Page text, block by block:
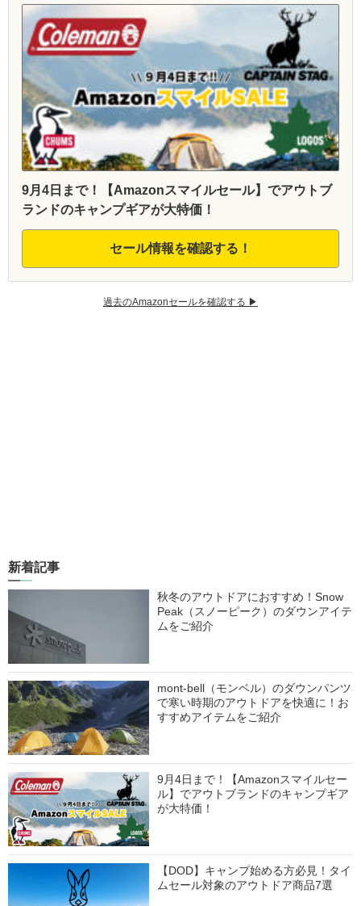
9月4日まで！【Amazonスマイルセール】でアウトブ
ランドのキャンプギアが大特価！
セール情報を確認する！
過去のAmazonセールを確認する ▶︎
新着記事
秋冬のアウトドアにおすすめ！Snow
Peak（スノーピーク）のダウンアイテ
ムをご紹介
mont-bell（モンベル）のダウンパンツ
で寒い時期のアウトドアを快適に！お
すすめアイテムをご紹介
9月4日まで！【Amazonスマイルセー
ル】でアウトブランドのキャンプギア
が大特価！
【DOD】キャンプ始める方必見！タイ
ムセール対象のアウトドア商品7選